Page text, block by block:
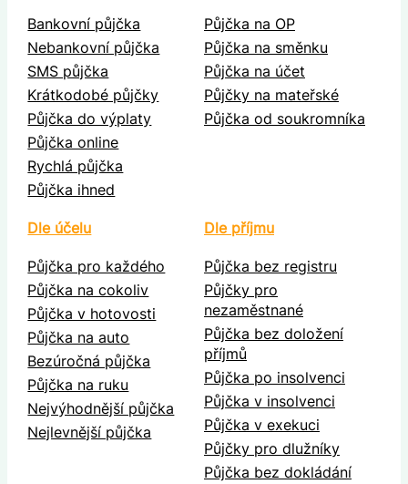
Bankovní půjčka
Nebankovní půjčka
SMS půjčka
Krátkodobé půjčky
Půjčka do výplaty
Půjčka online
Rychlá půjčka
Půjčka ihned
Půjčka na OP
Půjčka na směnku
Půjčka na účet
Půjčky na mateřské
Půjčka od soukromníka
Dle účelu
Půjčka pro každého
Půjčka na cokoliv
Půjčka v hotovosti
Půjčka na auto
Bezúročná půjčka
Půjčka na ruku
Nejvýhodnější půjčka
Nejlevnější půjčka
Dle příjmu
Půjčka bez registru
Půjčky pro
nezaměstnané
Půjčka bez doložení
příjmů
Půjčka po insolvenci
Půjčka v insolvenci
Půjčka v exekuci
Půjčky pro dlužníky
Půjčka bez dokládání